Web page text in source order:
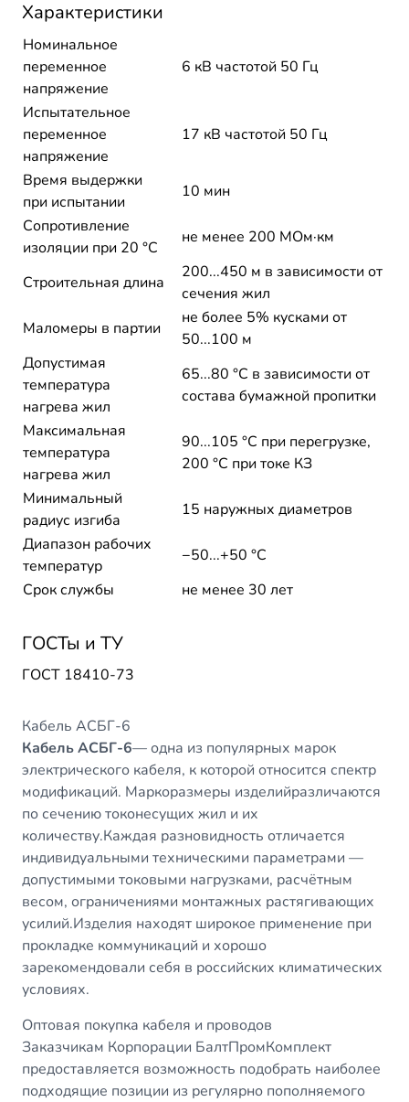
Характеристики
Номинальное
переменное
напряжение
6 кВ частотой 50 Гц
Испытательное
переменное
напряжение
17 кВ частотой 50 Гц
Время выдержки
при испытании
10 мин
Сопротивление
изоляции при 20 °С
не менее 200 МОм·км
Строительная длина
200...450 м в зависимости от
сечения жил
Маломеры в партии
не более 5% кусками от
50...100 м
Допустимая
температура
нагрева жил
65...80 °C в зависимости от
состава бумажной пропитки
Максимальная
температура
нагрева жил
90...105 °C при перегрузке,
200 °C при токе КЗ
Минимальный
радиус изгиба
15 наружных диаметров
Диапазон рабочих
температур
−50...+50 °C
Срок службы
не менее 30 лет
ГОСТы и ТУ
ГОСТ 18410-73
Кабель АСБГ-6
Кабель АСБГ-6— одна из популярных марок
электрического кабеля, к которой относится спектр
модификаций. Маркоразмеры изделийразличаются
по сечению токонесущих жил и их
количеству.Каждая разновидность отличается
индивидуальными техническими параметрами —
допустимыми токовыми нагрузками, расчётным
весом, ограничениями монтажных растягивающих
усилий.Изделия находят широкое применение при
прокладке коммуникаций и хорошо
зарекомендовали себя в российских климатических
условиях.
Оптовая покупка кабеля и проводов
Заказчикам Корпорации БалтПромКомплект
предоставляется возможность подобрать наиболее
подходящие позиции из регулярно пополняемого